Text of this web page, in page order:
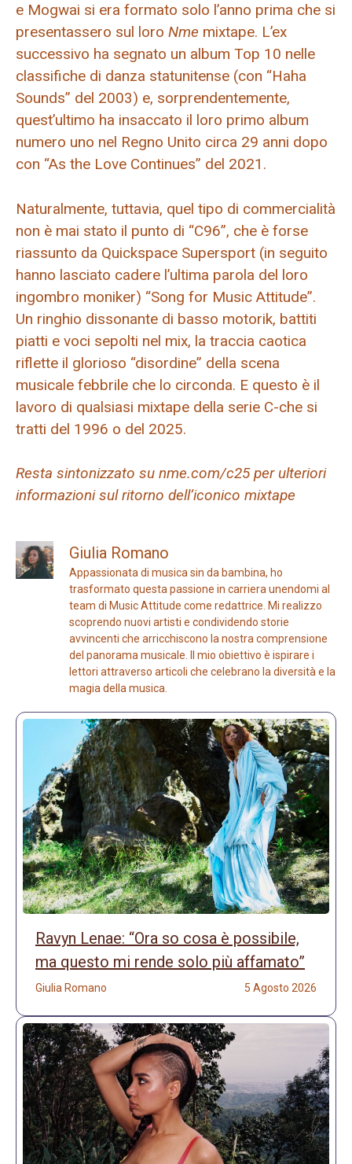
e Mogwai si era formato solo l’anno prima che si
presentassero sul loro Nme mixtape. L’ex
successivo ha segnato un album Top 10 nelle
classifiche di danza statunitense (con “Haha
Sounds” del 2003) e, sorprendentemente,
quest’ultimo ha insaccato il loro primo album
numero uno nel Regno Unito circa 29 anni dopo
con “As the Love Continues” del 2021.
Naturalmente, tuttavia, quel tipo di commercialità
non è mai stato il punto di “C96”, che è forse
riassunto da Quickspace Supersport (in seguito
hanno lasciato cadere l’ultima parola del loro
ingombro moniker) “Song for Music Attitude”.
Un ringhio dissonante di basso motorik, battiti
piatti e voci sepolti nel mix, la traccia caotica
riflette il glorioso “disordine” della scena
musicale febbrile che lo circonda. E questo è il
lavoro di qualsiasi mixtape della serie C-che si
tratti del 1996 o del 2025.
Resta sintonizzato su nme.com/c25 per ulteriori
informazioni sul ritorno dell’iconico mixtape
Giulia Romano
Appassionata di musica sin da bambina, ho
trasformato questa passione in carriera unendomi al
team di Music Attitude come redattrice. Mi realizzo
scoprendo nuovi artisti e condividendo storie
avvincenti che arricchiscono la nostra comprensione
del panorama musicale. Il mio obiettivo è ispirare i
lettori attraverso articoli che celebrano la diversità e la
magia della musica.
Ravyn Lenae: “Ora so cosa è possibile,
ma questo mi rende solo più affamato”
Giulia Romano 5 Agosto 2026